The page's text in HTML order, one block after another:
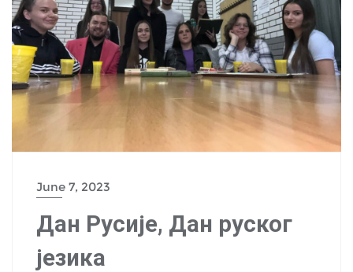
June 7, 2023
Дан Русије, Дан руског
језика